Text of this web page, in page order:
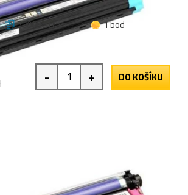
50000 stran
1 bod
- + DO KOŠÍKU